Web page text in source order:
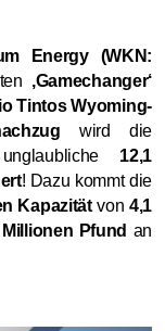
Energy (WKN:
‚Gamechanger‘
Tintos Wyoming-
wird die
12,1
! Dazu kommt die
Kapazitätvon 4,1
Millionen Pfund an